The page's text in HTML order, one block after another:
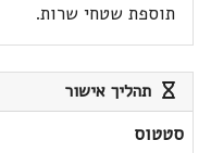
תוספת שטחי שרות.
תהליך אישור
סטטוס